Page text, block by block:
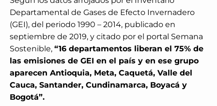
Departamental de Gases de Efecto Invernadero
(GEI), del periodo 1990 – 2014, publicado en
septiembre de 2019, y citado por el portal Semana
Sostenible, “16 departamentos liberan el 75% de
las emisiones de GEI en el país y en ese grupo
aparecen Antioquia, Meta, Caquetá, Valle del
Cauca, Santander, Cundinamarca, Boyacá y
Bogotá”.